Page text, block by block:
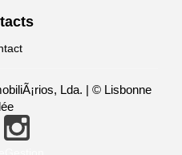
Lda. | © Lisbonne